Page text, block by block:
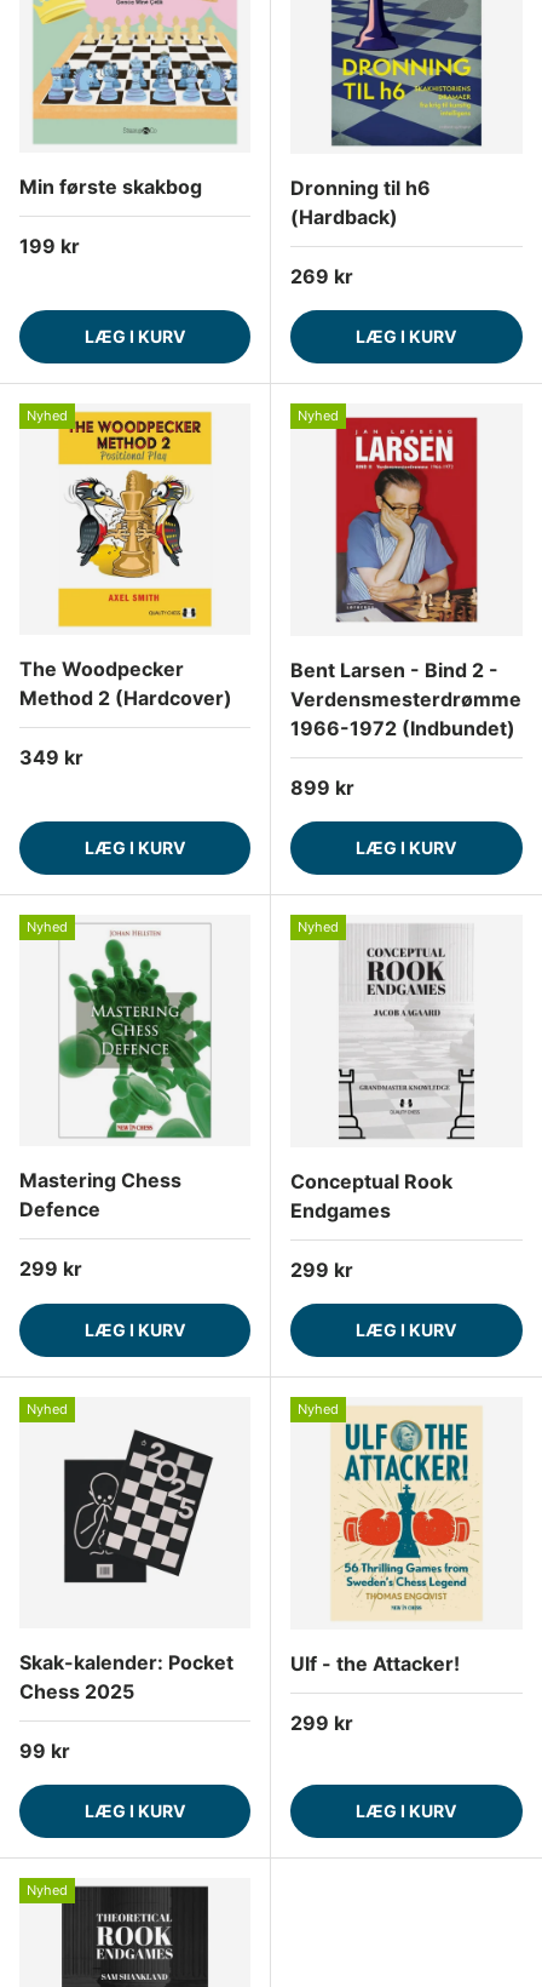
Min første skakbog
Normalpris
199 kr
LÆG I KURV
Dronning til h6
(Hardback)
Normalpris
269 kr
LÆG I KURV
Nyhed
The Woodpecker
Method 2 (Hardcover)
Normalpris
349 kr
LÆG I KURV
Nyhed
Bent Larsen - Bind 2 -
Verdensmesterdrømme
1966-1972 (Indbundet)
Normalpris
899 kr
LÆG I KURV
Nyhed
Mastering Chess
Defence
Normalpris
299 kr
LÆG I KURV
Nyhed
Conceptual Rook
Endgames
Normalpris
299 kr
LÆG I KURV
Nyhed
Skak-kalender: Pocket
Chess 2025
Normalpris
99 kr
LÆG I KURV
Nyhed
Ulf - the Attacker!
Normalpris
299 kr
LÆG I KURV
Nyhed